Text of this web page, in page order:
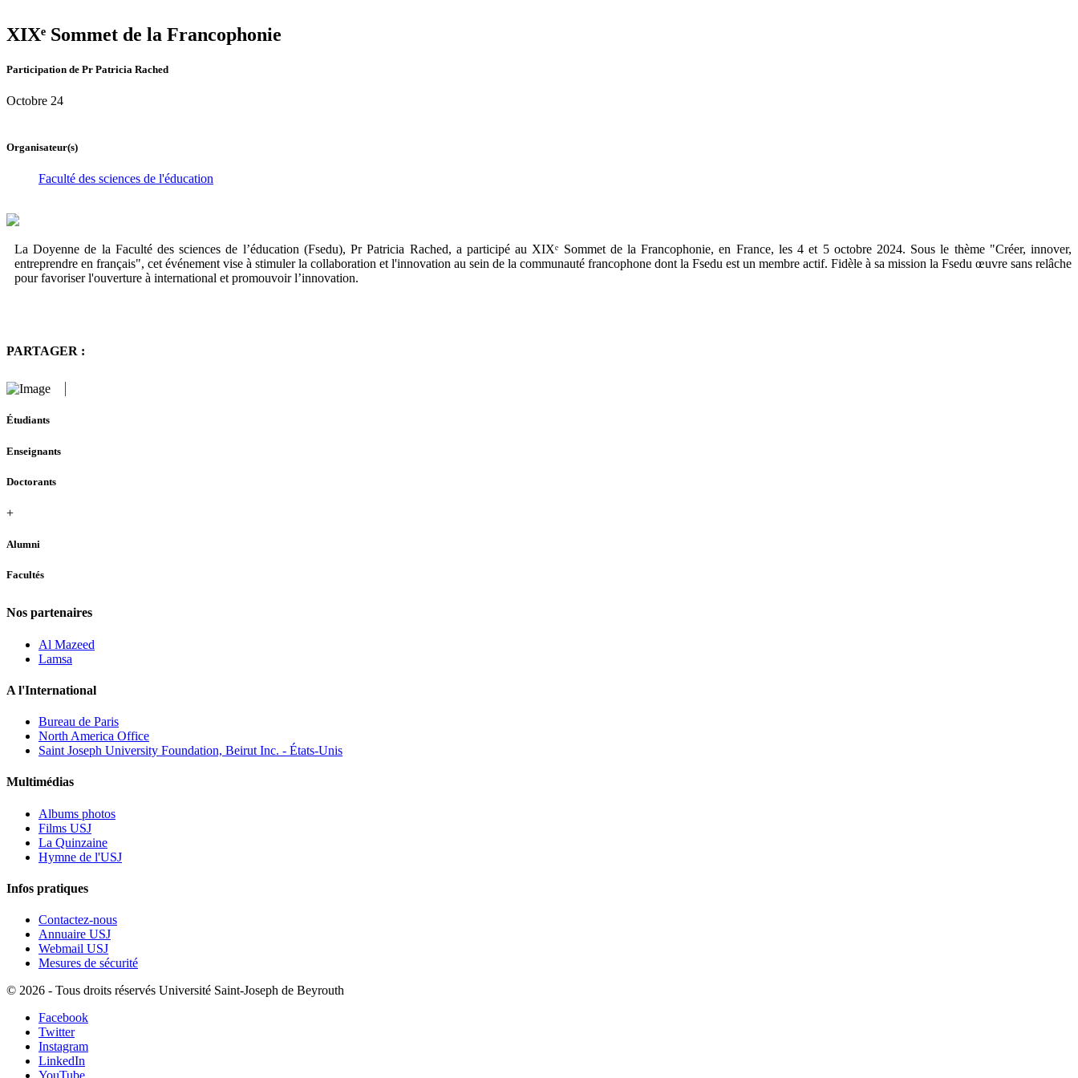
XIXᵉ Sommet de la Francophonie
Participation de Pr Patricia Rached
Octobre 24
Organisateur(s)
Faculté des sciences de l'éducation
La Doyenne de la Faculté des sciences de l’éducation (Fsedu), Pr Patricia Rached, a participé au XIXᵉ Sommet de la Francophonie, en France, les 4 et 5 octobre 2024. Sous le thème "Créer, innover,
entreprendre en français", cet événement vise à stimuler la collaboration et l'innovation au sein de la communauté francophone dont la Fsedu est un membre actif. Fidèle à sa mission la Fsedu œuvre sans relâche
pour favoriser l'ouverture à international et promouvoir l’innovation.
PARTAGER :
Étudiants
Enseignants
Doctorants
+
Alumni
Facultés
Nos partenaires
Al Mazeed
Lamsa
A l'International
Bureau de Paris
North America Office
Saint Joseph University Foundation, Beirut Inc. - États-Unis
Multimédias
Albums photos
Films USJ
La Quinzaine
Hymne de l'USJ
Infos pratiques
Contactez-nous
Annuaire USJ
Webmail USJ
Mesures de sécurité
© 2026 - Tous droits réservés Université Saint-Joseph de Beyrouth
Facebook
Twitter
Instagram
LinkedIn